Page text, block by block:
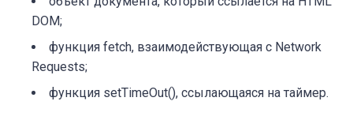
DOM;
функция fetch, взаимодействующая с Network
Requests;
функция setTimeOut(), ссылающаяся на таймер.